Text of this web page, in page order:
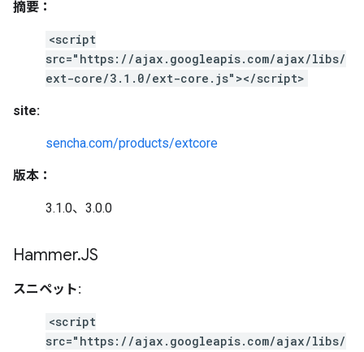
摘要：
<script
src="https://ajax.googleapis.com/ajax/libs/
ext-core/3.1.0/ext-core.js"></script>
site:
sencha.com/products/extcore
版本：
3.1.0、3.0.0
Hammer.JS
スニペット:
<script
src="https://ajax.googleapis.com/ajax/libs/